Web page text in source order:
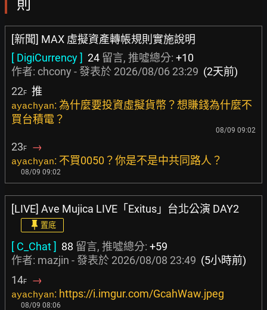
則
[新聞] MAX 虛擬資產轉帳規則實施說明
[ DigiCurrency ] 24 留言, 推噓總分: +10
作者: chcony - 發表於 2026/08/06 23:29 (2天前)
22F 推
ayachyan: 為什麼要投資虛擬貨幣？想賺錢為什麼不
買台積電？
08/09 09:02
23F →
ayachyan: 不買0050？你是不是中共同路人？
08/09 09:02
[LIVE] Ave Mujica LIVE「Exitus」台北公演 DAY2
置底
[ C_Chat ] 88 留言, 推噓總分: +59
作者: mazjin - 發表於 2026/08/08 23:49 (5小時前)
14F →
ayachyan: https://i.imgur.com/GcahWaw.jpeg
08/09 08:06